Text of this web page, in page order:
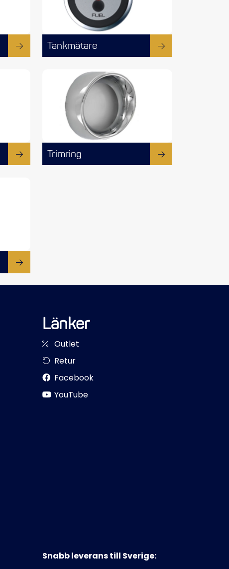
Tankmätare
Trimring
Länker
Outlet
Retur
Facebook
YouTube
Snabb leverans till Sverige: